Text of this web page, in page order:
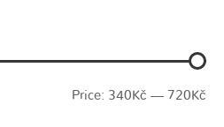
Price: 340Kč — 720Kč